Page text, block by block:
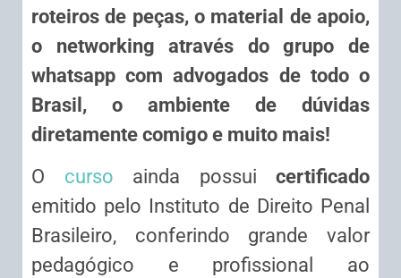
roteiros de peças, o material de apoio,
o networking através do grupo de
whatsapp com advogados de todo o
Brasil, o ambiente de dúvidas
diretamente comigo e muito mais!
O curso ainda possui certificado
emitido pelo Instituto de Direito Penal
Brasileiro, conferindo grande valor
pedagógico e profissional ao